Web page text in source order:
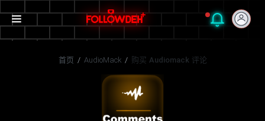
首页 / AudioMack / 购买 Audiomack 评论